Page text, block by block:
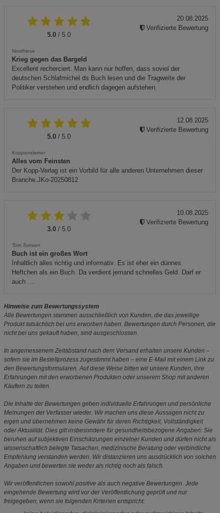
5.0 / 5.0
Nordfriese
Krieg gegen das Bargeld
Excellent recherciert. Man kann nur hoffen, dass soviel der
deutschen Schlafmichel ds Buch lesen und die Tragweite der
Politiker verstehen und endlich dagegen aufstehen.
20.08.2025
Verifizierte Bewertung
5.0 / 5.0
Koppensteiner
Alles vom Feinsten
Der Kopp-Verlag ist ein Vorbild für alle anderen Unternehmen dieser
Branche.JKo-20250812
12.08.2025
Verifizierte Bewertung
3.0 / 5.0
Tom Tomsen
Buch ist ein großes Wort
Inhaltlich alles richtig und informativ. Es ist eher ein dünnes
Heftchen als ein Buch. Da verdient jemand schnelles Geld. Darf er
auch ....
10.08.2025
Verifizierte Bewertung
Hinweise zum Bewertungssystem
Alle Bewertungen stammen ausschließlich von Kunden, die das jeweilige
Produkt tatsächlich bei uns erworben haben. Bewertungen durch Personen, die
nicht bei uns gekauft haben, sind ausgeschlossen.
In angemessenem Zeitabstand nach dem Versand erhalten unsere Kunden –
sofern sie im Bestellprozess zugestimmt haben – eine E-Mail mit einem Link zu
den Bewertungsformularen. Auf diese Weise bitten wir unsere Kunden, ihre
Erfahrungen mit den erworbenen Produkten oder unserem Shop mit anderen
Käufern zu teilen.
Die Inhalte der Bewertungen geben individuelle Erfahrungen und persönliche
Meinungen der Verfasser wieder. Wir machen uns diese Aussagen nicht zu
eigen und übernehmen keine Gewähr für deren Richtigkeit, Vollständigkeit
oder Aktualität. Dies gilt insbesondere für gesundheitsbezogene Angaben: Sie
beruhen auf subjektiven Einschätzungen einzelner Kunden und dürfen nicht als
wissenschaftlich belegte Tatsachen, medizinische Beratung oder verbindliche
Empfehlung verstanden werden. Wir distanzieren uns ausdrücklich von solchen
Angaben und bewerten sie weder als richtig noch als falsch.
Wir veröffentlichen sowohl positive als auch negative Bewertungen. Jede
eingehende Bewertung wird vor der Veröffentlichung geprüft und nur
freigegeben, wenn sie folgenden Kriterien entspricht: